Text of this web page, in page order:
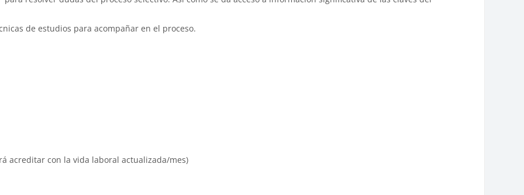
de estudios para acompañar en el proceso.
acreditar con la vida laboral actualizada/mes)